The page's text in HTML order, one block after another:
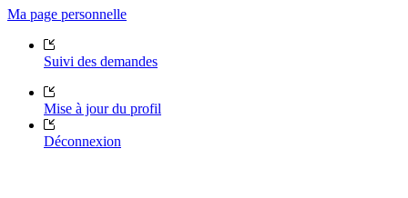
Ma page personnelle
Suivi des demandes
Mise à jour du profil
Déconnexion